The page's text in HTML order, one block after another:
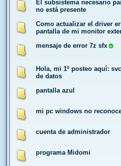
El subsistema necesario
no está presente
Como actualizar el driver
pantalla de mi monitor
mensaje de error 7z sfx
Hola, mi 1º posteo aquí:
de datos
pantalla azul
mi pc windows no
cuenta de administrador
programa Midomi